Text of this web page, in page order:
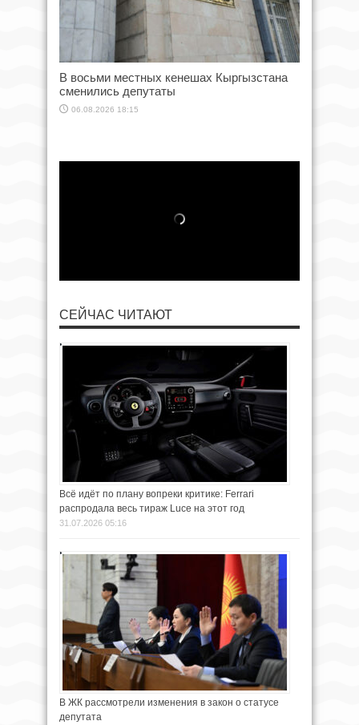
В восьми местных кенешах Кыргызстана
сменились депутаты
06.08.2026 18:15
СЕЙЧАС ЧИТАЮТ
Всё идёт по плану вопреки критике: Ferrari
распродала весь тираж Luce на этот год
31.07.2026 05:16
В ЖК рассмотрели изменения в закон о статусе
депутата